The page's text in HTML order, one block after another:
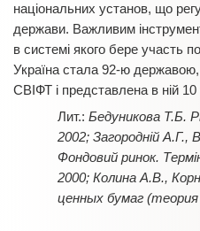
національних установ, що
держави. Важливим
в системі якого бере участь
Україна стала 92-ю
СВІФТ і представлена в ній
Бедуникова Т.Б.
2002; Загородній А.Г.,
Фондовий ринок.
2000; Колина А.В.,
ценных бумаг